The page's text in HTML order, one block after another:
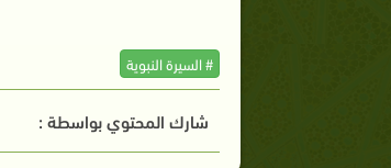
# السيرة النبوية
شارك المحتوي بواسطة :